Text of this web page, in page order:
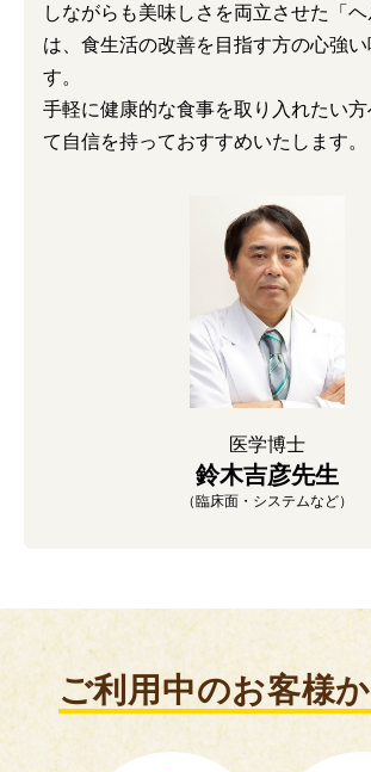
医学博士
鈴木吉彦先生
（臨床面・システムなど）
しながらも美味しさを両立させた「ヘ
は、食生活の改善を目指す方の心強い
す。
手軽に健康的な食事を取り入れたい
て自信を持っておすすめいたします。
ご利用中のお客様